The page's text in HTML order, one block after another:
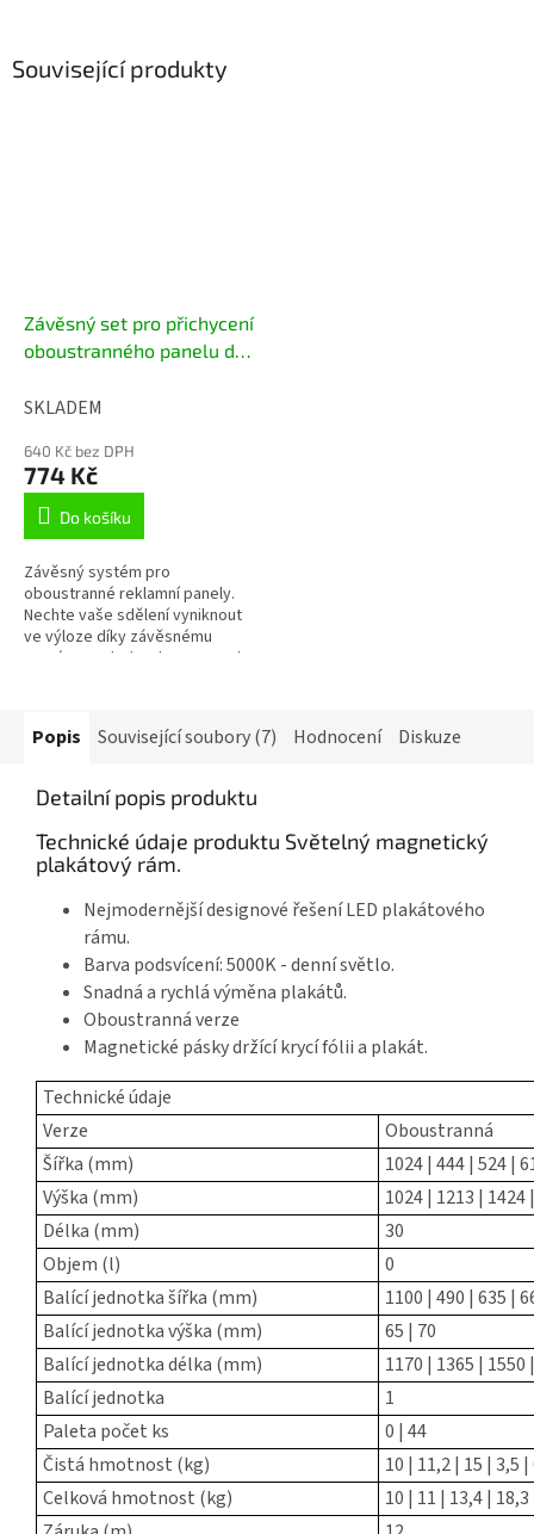
Související produkty
Závěsný set pro přichycení
oboustranného panelu do
SKLADEM
640 Kč bez DPH
774 Kč
Do košíku
Závěsný systém pro
oboustranné reklamní panely.
Nechte vaše sdělení vyniknout
ve výloze díky závěsnému
systému. Od 5 ks sleva 3% Od
Popis Související soubory (7) Hodnocení Diskuze
Detailní popis produktu
Technické údaje produktu Světelný magnetický
plakátový rám.
Nejmodernější designové řešení LED plakátového
rámu.
Barva podsvícení: 5000K - denní světlo.
Snadná a rychlá výměna plakátů.
Oboustranná verze
Magnetické pásky držící krycí fólii a plakát.
Technické údaje
Verze
Oboustranná
Šířka (mm)
1024 | 444 | 524 |
Výška (mm)
1024 | 1213 | 1424
Délka (mm)
30
Objem (l)
0
Balící jednotka šířka (mm)
1100 | 490 | 635 |
Balící jednotka výška (mm)
65 | 70
Balící jednotka délka (mm)
1170 | 1365 | 1550
Balící jednotka
1
Paleta počet ks
0 | 44
Čistá hmotnost (kg)
10 | 11,2 | 15 | 3,5 |
Celková hmotnost (kg)
10 | 11 | 13,4 |